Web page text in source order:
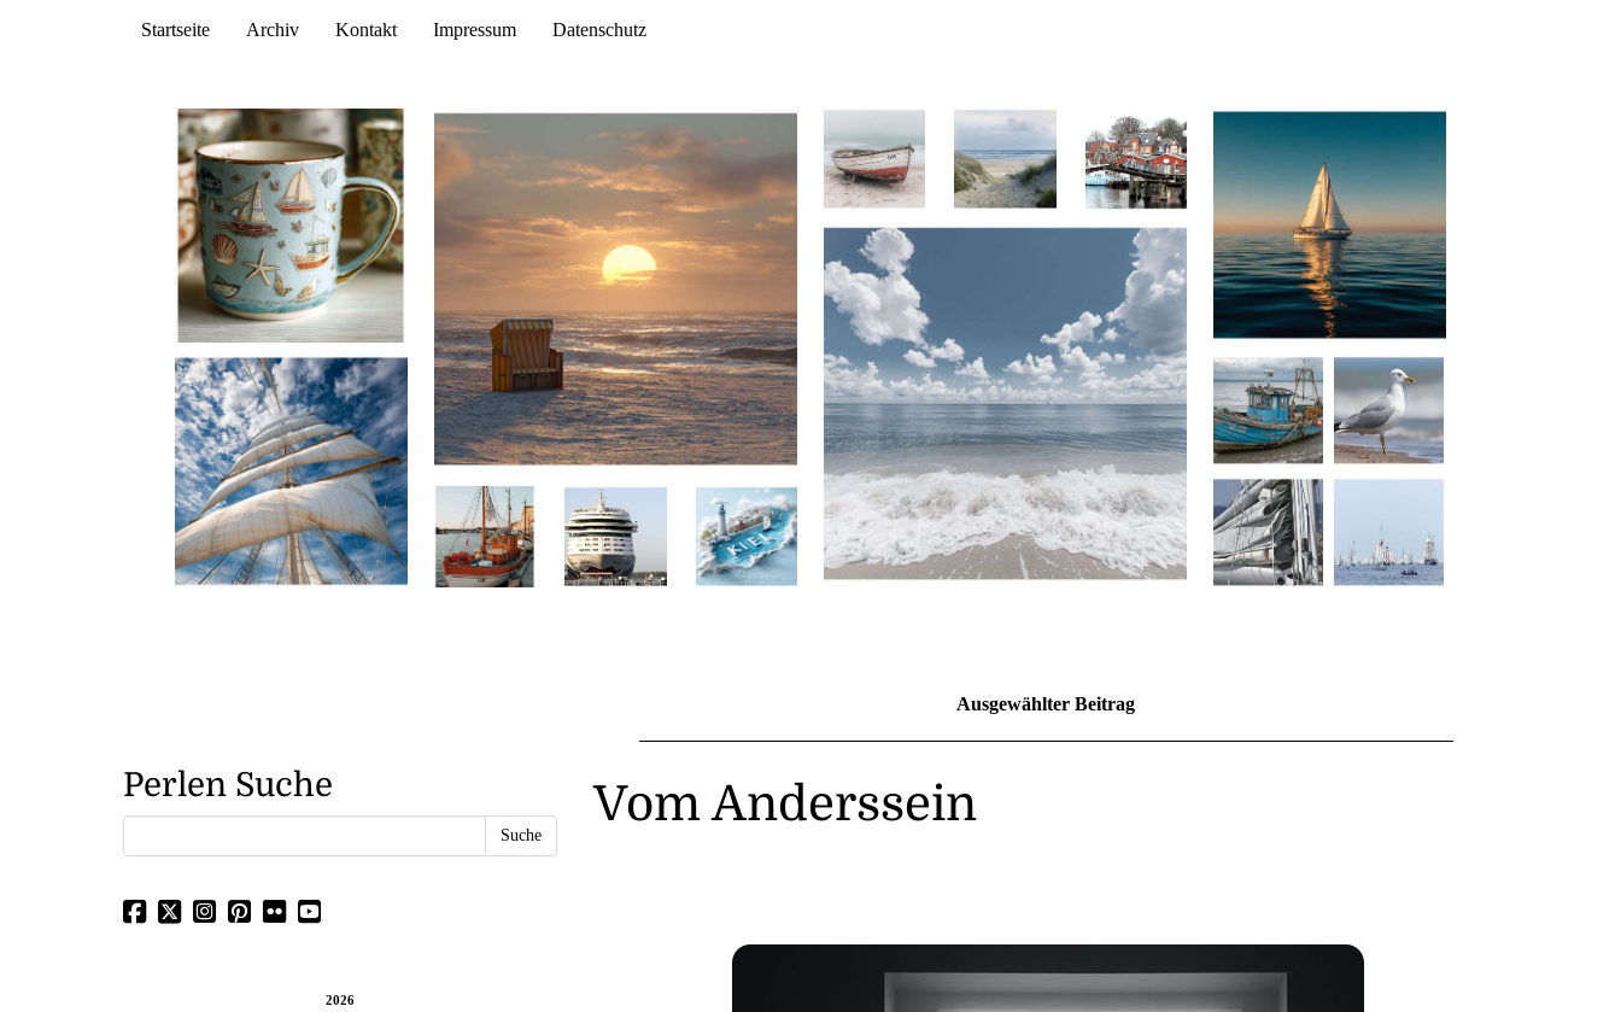
Startseite Archiv Kontakt Impressum Datenschutz
Ausgewählter Beitrag
Vom Anderssein
Perlen Suche
2026